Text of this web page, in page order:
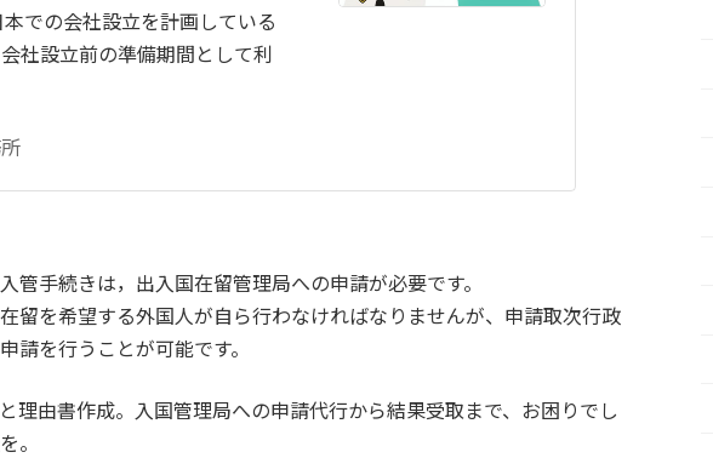
での会社設立を計画している
社設立前の準備期間として利
管手続きは，出入国在留管理局への申請が必要です。
留を希望する外国人が自ら行わなければなりませんが、申請取次行政
請を行うことが可能です。
理由書作成。入国管理局への申請代行から結果受取まで、お困りでし
。